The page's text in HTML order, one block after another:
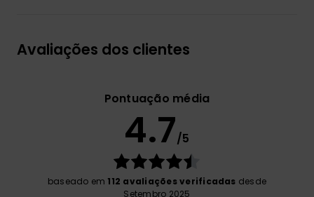
Avaliações dos clientes
Pontuação média
4.7/5
baseado em 112 avaliações verificadas desde
Setembro 2025